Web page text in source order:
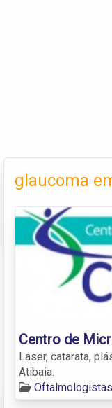
glaucoma
Centro de
Laser, catarata,
Atibaia.